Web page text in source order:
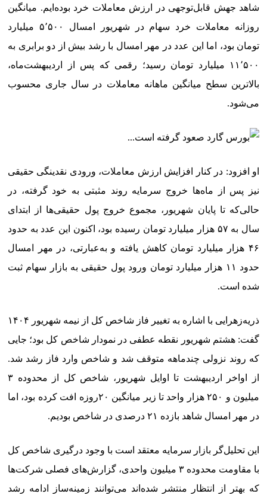
شاهد جهش قابل‌توجهی در ارزش معاملات خرد بوده‌ایم. میانگین
روزانه معاملات خرد سهام در شهریور امسال ۵٬۵۰۰ میلیارد
تومان بود، اما این عدد در مهر امسال با رشد بیش از دو برابری به
۱۱٬۵۰۰ میلیارد تومان رسید؛ رقمی که پس از اردیبهشت‌ماه،
بالاترین سطح میانگین ماهانه معاملات در سال جاری محسوب
می‌شود.
او افزود: در کنار افزایش ارزش معاملات، ورودی نقدینگی حقیقی
نیز پس از ماه‌ها خروج سرمایه روند مثبتی به خود گرفته، در
حالی‌که تا پایان شهریور، مجموع خروج پول حقیقی‌ها از ابتدای
سال به ۵۷ هزار میلیارد تومان رسیده بود، اکنون این عدد به حدود
۴۶ هزار میلیارد تومان کاهش یافته و به‌عبارتی، در مهر امسال
حدود ۱۱ هزار میلیارد تومان ورود پول حقیقی به بازار سهام ثبت
شده است.
ذریه‌زهرایی با اشاره به تغییر فاز شاخص کل از نیمه شهریور ۱۴۰۴
گفت: هشتم شهریور نقطه عطفی در نمودار شاخص کل بود؛ جایی
که روند نزولی چندماهه متوقف شد و شاخص وارد فاز رشد شد.
از اواخر اردیبهشت تا اوایل شهریور، شاخص کل از محدوده ۳
میلیون و ۲۵۰ هزار واحد تا زیر میانگین ۲۰روزه افت کرده بود، اما
در مهر امسال شاهد بازده ۲۱ درصدی در شاخص بودیم.
این تحلیل‌گر بازار سرمایه معتقد است با وجود درگیری شاخص کل
با مقاومت محدوده ۳ میلیون واحدی، گزارش‌های فصلی شرکت‌ها
که بهتر از انتظار منتشر شده‌اند می‌توانند زمینه‌ساز ادامه رشد